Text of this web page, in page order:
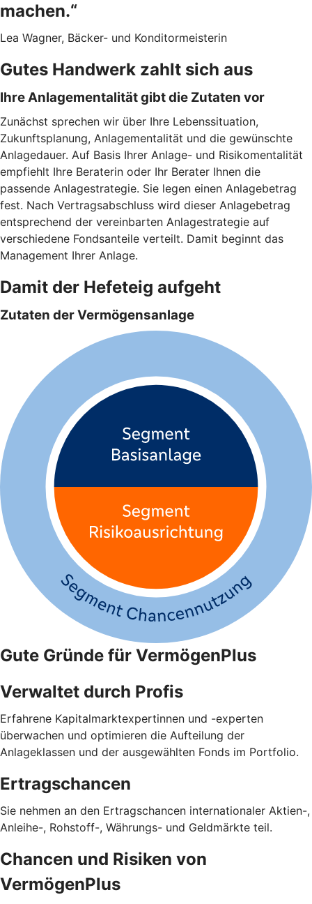
machen.“
Lea Wagner, Bäcker- und Konditormeisterin
Gutes Handwerk zahlt sich aus
Ihre Anlagementalität gibt die Zutaten vor
Zunächst sprechen wir über Ihre Lebenssituation,
Zukunftsplanung, Anlagementalität und die gewünschte
Anlagedauer. Auf Basis Ihrer Anlage- und Risikomentalität
empfiehlt Ihre Beraterin oder Ihr Berater Ihnen die
passende Anlagestrategie. Sie legen einen Anlagebetrag
fest. Nach Vertragsabschluss wird dieser Anlagebetrag
entsprechend der vereinbarten Anlagestrategie auf
verschiedene Fondsanteile verteilt. Damit beginnt das
Management Ihrer Anlage.
Damit der Hefeteig aufgeht
Zutaten der Vermögensanlage
Gute Gründe für VermögenPlus
Verwaltet durch Profis
Erfahrene Kapitalmarktexpertinnen und -experten
überwachen und optimieren die Aufteilung der
Anlageklassen und der ausgewählten Fonds im Portfolio.
Ertragschancen
Sie nehmen an den Ertragschancen internationaler Aktien-,
Anleihe-, Rohstoff-, Währungs- und Geldmärkte teil.
Chancen und Risiken von
VermögenPlus